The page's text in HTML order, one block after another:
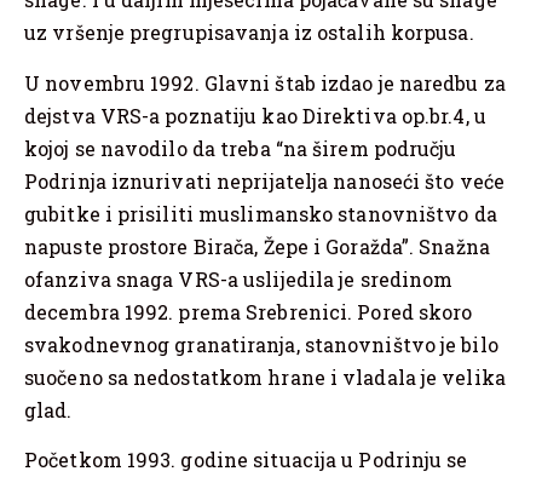
uz vršenje pregrupisavanja iz ostalih korpusa.
U novembru 1992. Glavni štab izdao je naredbu za
dejstva VRS-a poznatiju kao Direktiva op.br.4, u
kojoj se navodilo da treba “na širem području
Podrinja iznurivati neprijatelja nanoseći što veće
gubitke i prisiliti muslimansko stanovništvo da
napuste prostore Birača, Žepe i Goražda”. Snažna
ofanziva snaga VRS-a uslijedila je sredinom
decembra 1992. prema Srebrenici. Pored skoro
svakodnevnog granatiranja, stanovništvo je bilo
suočeno sa nedostatkom hrane i vladala je velika
glad.
Početkom 1993. godine situacija u Podrinju se